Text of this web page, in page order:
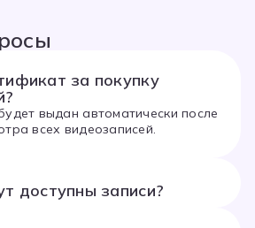
за покупку
выдан автоматически после
всех видеозаписей.
доступны записи?